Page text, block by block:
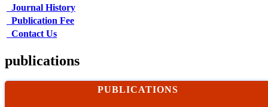
Journal History
Publication Fee
Contact Us
publications
PUBLICATIONS